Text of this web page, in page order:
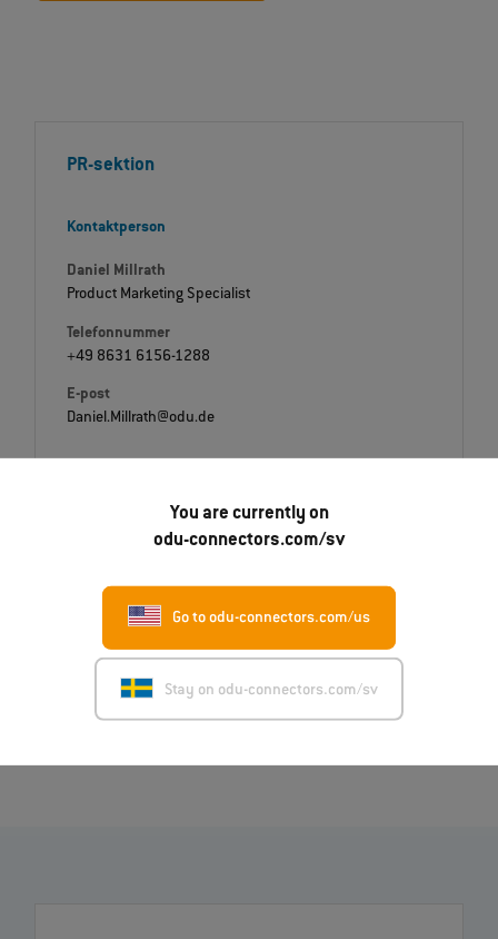
You are currently on
odu-connectors.com/sv
Go to odu-connectors.com/us
Stay on odu-connectors.com/sv
PR-sektion
Kontaktperson
Daniel Millrath
Product Marketing Specialist
Telefonnummer
+49 8631 6156-1288
E-post
Daniel.Millrath@odu.de
Nedladdningar
Pressmeddelande
English (PDF)